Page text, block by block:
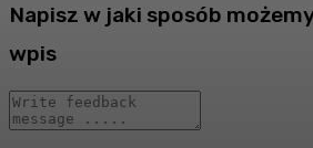
Napisz w jaki sposób
wpis